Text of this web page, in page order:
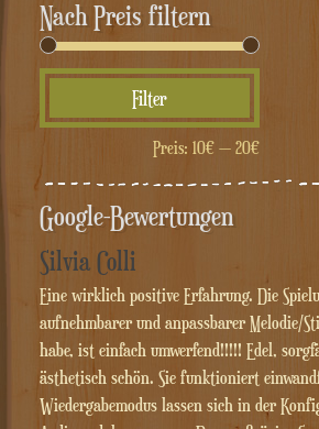
Nach Preis filtern
Preis
Preis
Filter
Preis: 10€— 20€
Google-Bewertungen
Silvia Colli
Eine wirklich positive Erfahrung. Die
aufnehmbarer und anpassbarer Melodie/
habe, ist einfach umwerfend!!!!! Edel,
ästhetisch schön. Sie funktioniert
Wiedergabemodus lassen sich in der